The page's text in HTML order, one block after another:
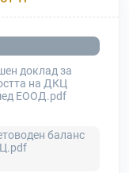
доклад за
на ДКЦ
ЕООД.pdf
баланс